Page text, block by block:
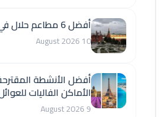
أفضل 6 مطاعم حلال في سوتشي روسيا
10 August 2026
أفضل الأنشطة المقترحة
الأماكن الفاليات للعوائل
9 August 2026